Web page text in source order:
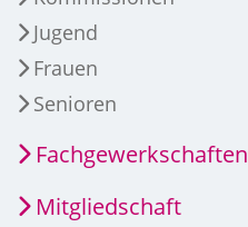
Jugend
Frauen
Senioren
Fachgewerkschaften
Mitgliedschaft